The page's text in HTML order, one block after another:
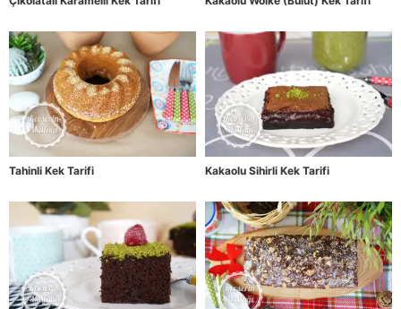
Tahinli Kek Tarifi Kakaolu Sihirli Kek Tarifi